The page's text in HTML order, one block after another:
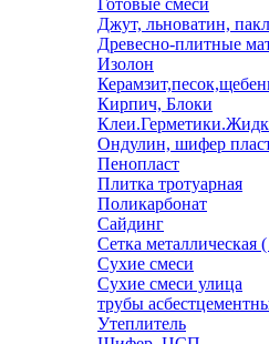
Готовые смеси
Джут, льноватин,
Древесно-плитные
Изолон
Кирпич, Блоки
Ондулин, шифер
Пенопласт
Плитка тротуарная
Поликарбонат
Сайдинг
Сетка металлическая
Сухие смеси
Сухие смеси улица
трубы
Утеплитель